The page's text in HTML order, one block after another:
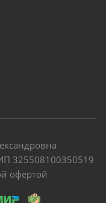
325508100350519
офертой